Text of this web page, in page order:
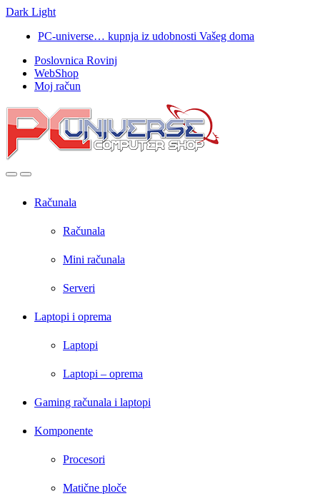
Dark Light
navigation
content
PC-universe… kupnja iz udobnosti Vašeg doma
Poslovnica Rovinj
WebShop
Moj račun
OpenClose
Računala
Računala
Mini računala
Serveri
Laptopi i oprema
Laptopi
Laptopi – oprema
Gaming računala i laptopi
Komponente
Procesori
Matične ploče